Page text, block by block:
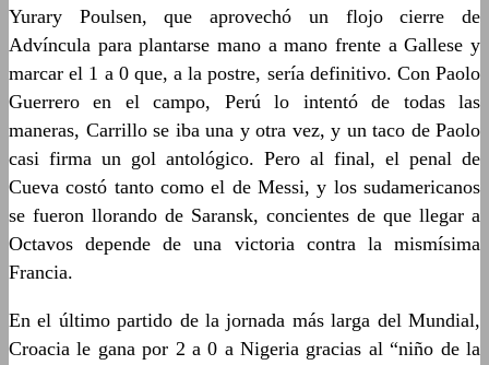
Yurary Poulsen, que aprovechó un flojo cierre de
Advíncula para plantarse mano a mano frente a Gallese y
marcar el 1 a 0 que, a la postre, sería definitivo. Con Paolo
Guerrero en el campo, Perú lo intentó de todas las
maneras, Carrillo se iba una y otra vez, y un taco de Paolo
casi firma un gol antológico. Pero al final, el penal de
Cueva costó tanto como el de Messi, y los sudamericanos
se fueron llorando de Saransk, concientes de que llegar a
Octavos depende de una victoria contra la mismísima
Francia.
En el último partido de la jornada más larga del Mundial,
Croacia le gana por 2 a 0 a Nigeria gracias al “niño de la